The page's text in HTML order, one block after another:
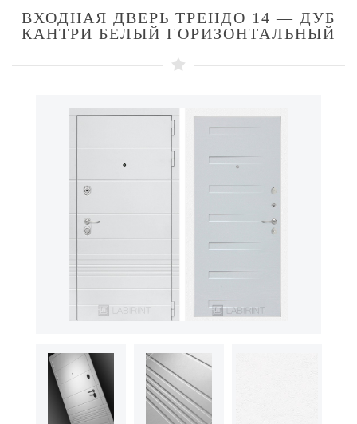
ВХОДНАЯ ДВЕРЬ ТРЕНДО 14 — ДУБ
КАНТРИ БЕЛЫЙ ГОРИЗОНТАЛЬНЫЙ